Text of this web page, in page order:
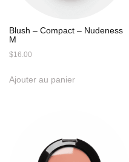
Blush – Compact – Nudeness
M
$16.00
Ajouter au panier